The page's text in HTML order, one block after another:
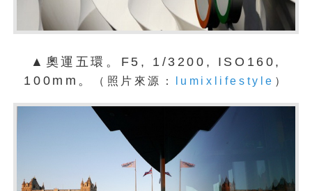
▲奧運五環。F5, 1/3200, ISO160,
100mm。
（照片來源： lumixlifestyle ）